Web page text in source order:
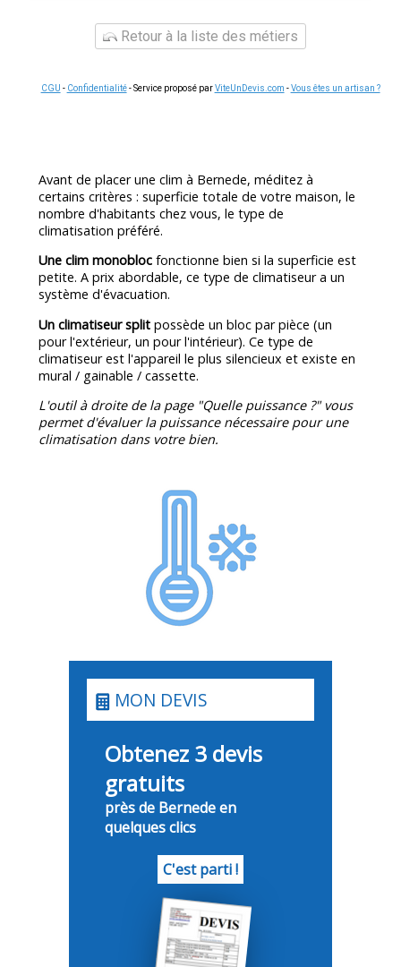
Retour à la liste des métiers
CGU - Confidentialité- Service proposé parViteUnDevis.com -Vous êtes un artisan ?
Avant de placer une clim à Bernede, méditez à
certains critères : superficie totale de votre maison, le
nombre d'habitants chez vous, le type de
climatisation préféré.
Une clim monobloc fonctionne bien si la superficie est
petite. A prix abordable, ce type de climatiseur a un
système d'évacuation.
Un climatiseur split possède un bloc par pièce (un
pour l'extérieur, un pour l'intérieur). Ce type de
climatiseur est l'appareil le plus silencieux et existe en
mural / gainable / cassette.
L'outil à droite de la page "Quelle puissance ?" vous
permet d'évaluer la puissance nécessaire pour une
climatisation dans votre bien.
MON DEVIS
Obtenez 3 devis
gratuits
près de Bernede en
quelques clics
C'est parti !